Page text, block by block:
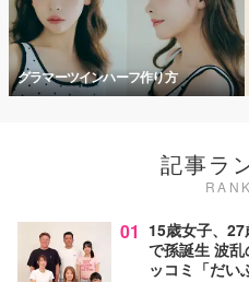
グラマーツインハーフ作り方
記事ラ
01 15歳女子、
で孫誕生 波
ッコミ「だい